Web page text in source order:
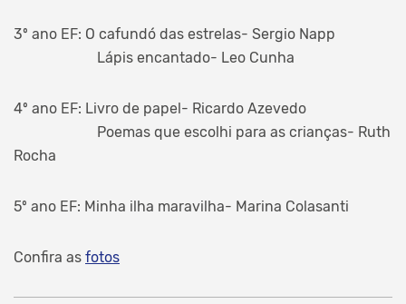
3º ano EF: O cafundó das estrelas- Sergio Napp
Lápis encantado- Leo Cunha
4º ano EF: Livro de papel- Ricardo Azevedo
Poemas que escolhi para as crianças- Ruth
Rocha
5º ano EF: Minha ilha maravilha- Marina Colasanti
Confira as fotos